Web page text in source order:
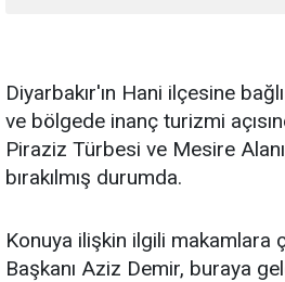
Diyarbakır'ın Hani ilçesine
ve bölgede inanç turizmi
Piraziz Türbesi ve Mesire
bırakılmış durumda.
Konuya ilişkin ilgili makamlara
Başkanı Aziz Demir, buraya